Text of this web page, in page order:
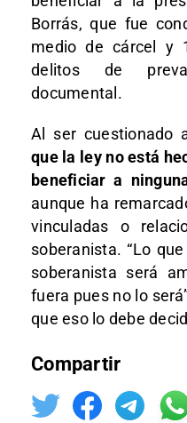
Borrás, que fue
medio de cárcel y
delitos de
documental.
Al ser cuestionado
que la ley no está
beneficiar a
aunque ha
vinculadas o
soberanista. “Lo
soberanista será
fuera pues no lo
que eso lo debe
Compartir